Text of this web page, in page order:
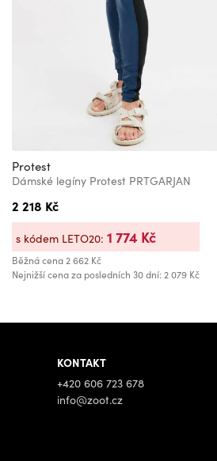
Protest
Dámské legíny Protest PRTGARJAN
2 218 Kč
Běžná cena2 662 Kč
Nejnižší cena za posledních 30 dní: 2 079 Kč
s kódem LETO20: 1 774 Kč
KONTAKT
+420 606 723 678
info@zoot.cz